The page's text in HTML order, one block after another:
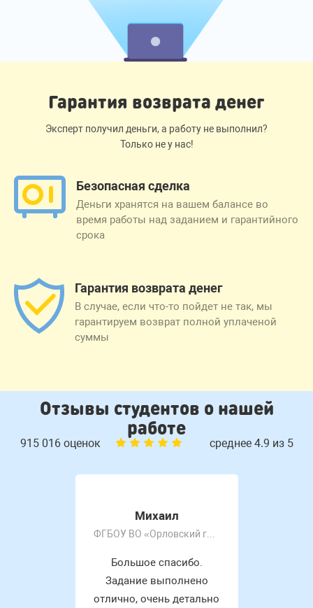
Гарантия возврата денег
Эксперт получил деньги, а работу не выполнил?
Только не у нас!
Безопасная сделка
Деньги хранятся на вашем балансе во
время работы над заданием и гарантийного
срока
Гарантия возврата денег
В случае, если что-то пойдет не так, мы
гарантируем возврат полной уплаченой
суммы
Отзывы студентов о нашей
работе
915 016 оценок среднее 4.9 из 5
Михаил
ФГБОУ ВО «Орловский государственный университет имени И.С. Тургенева»
Большое спасибо.
Задание выполнено
отлично, очень детально